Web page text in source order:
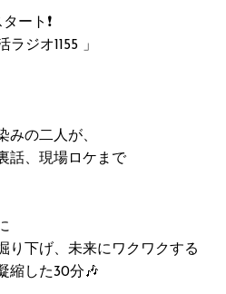
ート❗️
ジオ1155 」
みの二人が、
話、現場ロケまで
り下げ、未来にワクワクする
縮した30分🎶